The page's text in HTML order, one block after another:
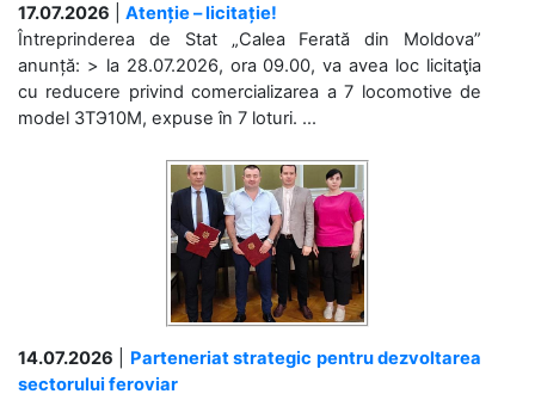
17.07.2026
Atenție – licitație!
Întreprinderea de Stat „Calea Ferată din Moldova”
anunță: > la 28.07.2026, ora 09.00, va avea loc licitaţia
cu reducere privind comercializarea a 7 locomotive de
model 3ТЭ10М, expuse în 7 loturi. ...
14.07.2026
Parteneriat strategic pentru dezvoltarea
sectorului feroviar